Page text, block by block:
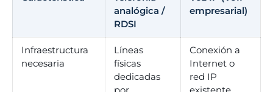
analógica /
RDSI
empresarial)
Infraestructura
necesaria
Líneas
físicas
dedicadas
Conexión a
Internet o
red IP